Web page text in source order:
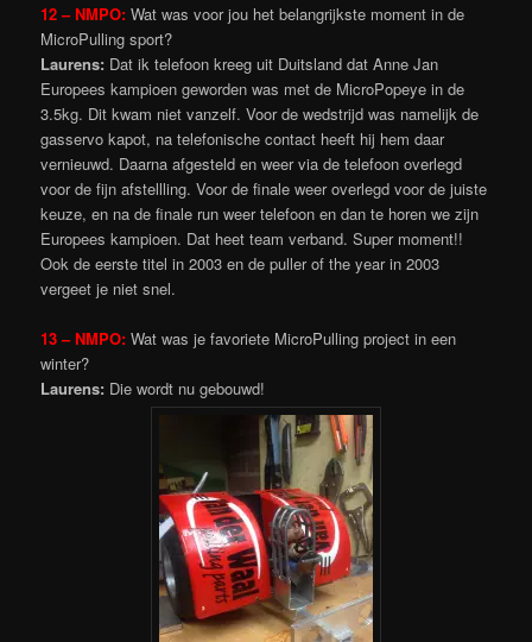
12 – NMPO: Wat was voor jou het belangrijkste moment in de
MicroPulling sport?
Laurens: Dat ik telefoon kreeg uit Duitsland dat Anne Jan
Europees kampioen geworden was met de MicroPopeye in de
3.5kg. Dit kwam niet vanzelf. Voor de wedstrijd was namelijk de
gasservo kapot, na telefonische contact heeft hij hem daar
vernieuwd. Daarna afgesteld en weer via de telefoon overlegd
voor de fijn afstellling. Voor de finale weer overlegd voor de juiste
keuze, en na de finale run weer telefoon en dan te horen we zijn
Europees kampioen. Dat heet team verband. Super moment!!
Ook de eerste titel in 2003 en de puller of the year in 2003
vergeet je niet snel.
13 – NMPO: Wat was je favoriete MicroPulling project in een
winter?
Laurens: Die wordt nu gebouwd!